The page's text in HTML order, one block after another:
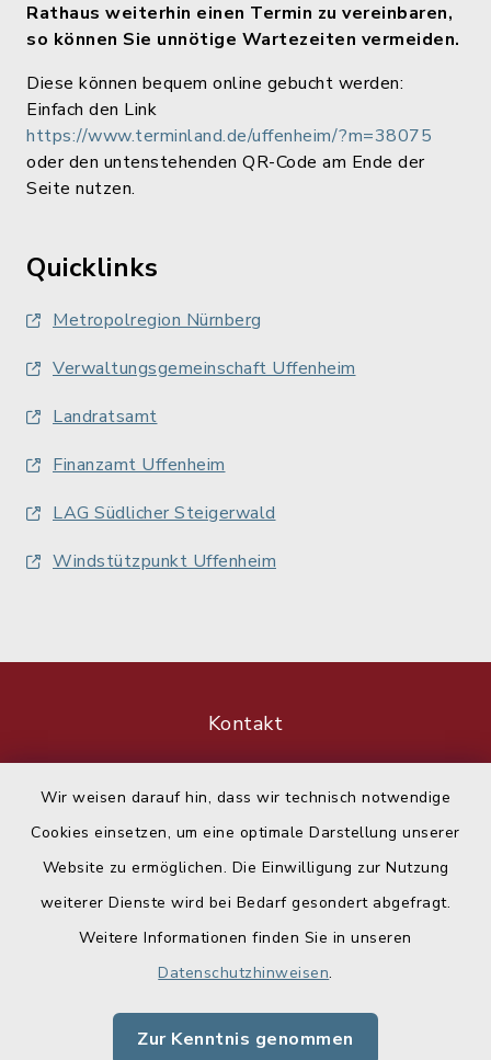
Wir weisen darauf hin, dass wir technisch notwendige
Cookies einsetzen, um eine optimale Darstellung unserer
Website zu ermöglichen. Die Einwilligung zur Nutzung
weiterer Dienste wird bei Bedarf gesondert abgefragt.
Weitere Informationen finden Sie in unseren
Datenschutzhinweisen.
Zur Kenntnis genommen
Rathaus weiterhin einen Termin zu vereinbaren,
so können Sie unnötige Wartezeiten vermeiden.
Diese können bequem online gebucht werden:
Einfach den Link
https://www.terminland.de/uffenheim/?m=38075
oder den untenstehenden QR-Code am Ende der
Seite nutzen.
Quicklinks
Metropolregion Nürnberg
Verwaltungsgemeinschaft Uffenheim
Landratsamt
Finanzamt Uffenheim
LAG Südlicher Steigerwald
Windstützpunkt Uffenheim
Kontakt
Datenschutz
Impressum
Sitemap
Cookie-Einstellungen